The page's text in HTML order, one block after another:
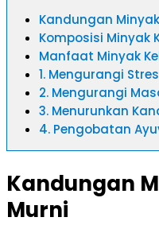
Kandungan
Komposisi Minyak
Manfaat Minyak
1. Mengurangi
2. Mengurangi
3. Menurunkan
4. Pengobatan
Kandungan
Murni